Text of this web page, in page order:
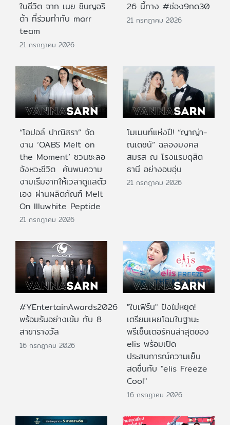
ในชีวิต จาก เนย ซินญอริ
ต้า ที่ร่วมทำกับ marr
team
21 กรกฎาคม 2026
26 นี้ทาง #ช่อง9กด30
21 กรกฎาคม 2026
“โอปอล์ ปาณิสรา” จัด
งาน ‘OABS Melt on
the Moment’ ชวนชะลอ
จังหวะชีวิต ค้นพบความ
งามเริ่มจากให้เวลาดูแลตัว
เอง ผ่านผลิตภัณฑ์ Melt
On Illuwhite Peptide
21 กรกฎาคม 2026
โมเมนท์แห่งปี! “ญาญ่า-
ณเดชน์” ฉลองมงคล
สมรส ณ โรงแรมดุสิต
ธานี อย่างอบอุ่น
21 กรกฎาคม 2026
#YEntertainAwards2026
พร้อมรันอย่างเข้ม กับ 8
สาขารางวัล
16 กรกฎาคม 2026
"ใบเฟิร์น" ปังไม่หยุด!
เตรียมเผยโฉมในฐานะ
พรีเซ็นเตอร์คนล่าสุดของ
elis พร้อมเปิด
ประสบการณ์ความเย็น
สดชื่นกับ "elis Freeze
Cool"
16 กรกฎาคม 2026